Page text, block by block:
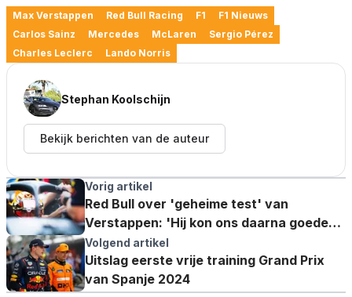
Max Verstappen Red Bull Racing F1
F1 Nieuws
Carlos Sainz
Mercedes McLaren
Sergio Pérez
Charles Leclerc
Lando Norris
Stephan Koolschijn
Bekijk berichten van de auteur
Vorig artikel
Red Bull over 'geheime test' van
Verstappen: 'Hij kon ons daarna goede
feedback geven'
Volgend artikel
Uitslag eerste vrije training Grand Prix
van Spanje 2024